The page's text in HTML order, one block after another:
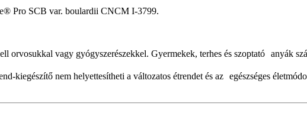
Pro SCB var. boulardii CNCM I-3799.
orvosukkal vagy gyógyszerészekkel. Gyermekek, terhes és szoptató anyák
kiegészítő nem helyettesítheti a változatos étrendet és az egészséges